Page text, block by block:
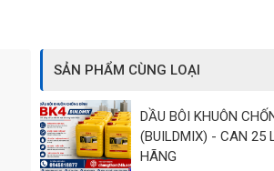
SẢN PHẨM CÙNG LOẠI
DẦU BÔI KHUÔN
(BUILDMIX) - CAN 25
HÃNG